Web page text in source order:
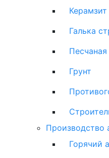
Галька
Грунт
Производство
Горячий